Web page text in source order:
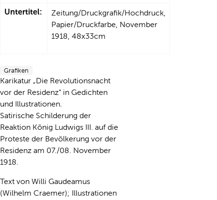
Untertitel:
Zeitung/Druckgrafik/Hochdruck,
Papier/Druckfarbe, November
1918, 48x33cm
Grafiken
Karikatur „Die Revolutionsnacht
vor der Residenz“ in Gedichten
und Illustrationen.
Satirische Schilderung der
Reaktion König Ludwigs III. auf die
Proteste der Bevölkerung vor der
Residenz am 07./08. November
1918.
Text von Willi Gaudeamus
(Wilhelm Craemer); Illustrationen